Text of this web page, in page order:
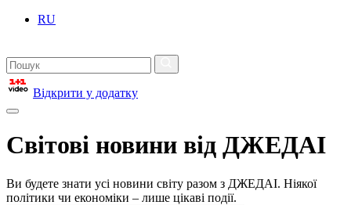
RU
Відкрити у додатку
Світові новини від ДЖЕДАІ
Ви будете знати усі новини світу разом з ДЖЕДАІ. Ніякої
політики чи економіки – лише цікаві події.